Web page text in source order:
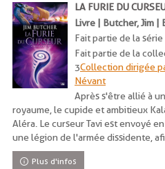
LA FURIE DU
Livre | Butcher, Jim
Fait partie de la série
Fait partie de la
3Collection dirigée
Névant
Après s'être allié à
royaume, le cupide et ambitieux
Aléra. Le curseur Tavi est envoyé
une légion de l'armée dissidente,
Plus d'infos